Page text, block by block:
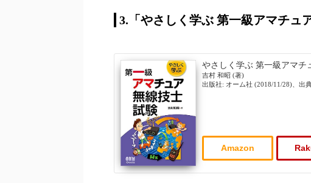
3.「やさしく学ぶ 第一級アマチュ
やさしく学ぶ 第一級アマチ
吉村 和昭 (著)
出版社: オーム社 (2018/11/28)、出
Amazon